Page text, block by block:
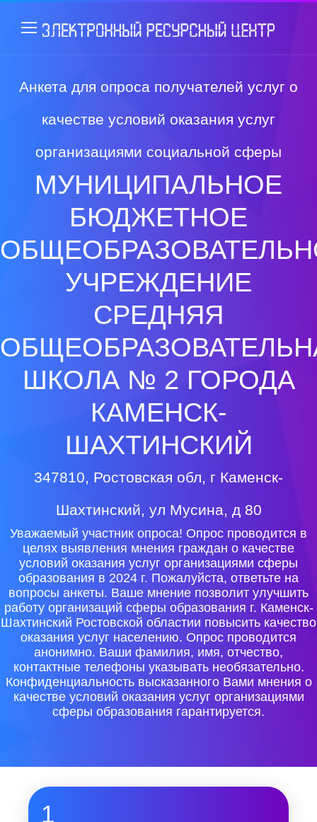
Анкета для опроса получателей услуг о
качестве условий оказания услуг
организациями социальной сферы
МУНИЦИПАЛЬНОЕ
БЮДЖЕТНОЕ
УЧРЕЖДЕНИЕ
СРЕДНЯЯ
ШКОЛА № 2 ГОРОДА
КАМЕНСК-
ШАХТИНСКИЙ
347810, Ростовская обл, г Каменск-
Шахтинский, ул Мусина, д 80
Уважаемый участник опроса! Опрос проводится в
целях выявления мнения граждан о качестве
условий оказания услуг организациями сферы
образования в 2024 г. Пожалуйста, ответьте на
вопросы анкеты. Ваше мнение позволит улучшить
работу организаций сферы образования г. Каменск-
Шахтинский Ростовской областии повысить качество
оказания услуг населению. Опрос проводится
анонимно. Ваши фамилия, имя, отчество,
контактные телефоны указывать необязательно.
Конфиденциальность высказанного Вами мнения о
качестве условий оказания услуг организациями
сферы образования гарантируется.
1